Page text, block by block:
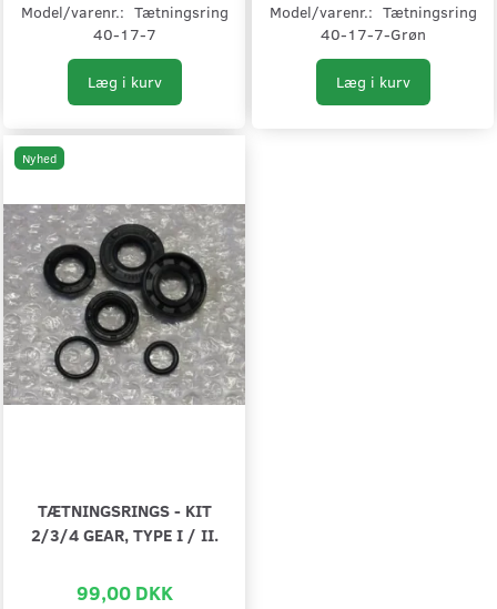
Model/varenr.: Tætningsring
40-17-7
Læg i kurv
Model/varenr.: Tætningsring
40-17-7-Grøn
Læg i kurv
Nyhed
TÆTNINGSRINGS - KIT
2/3/4 GEAR, TYPE I / II.
99,00 DKK